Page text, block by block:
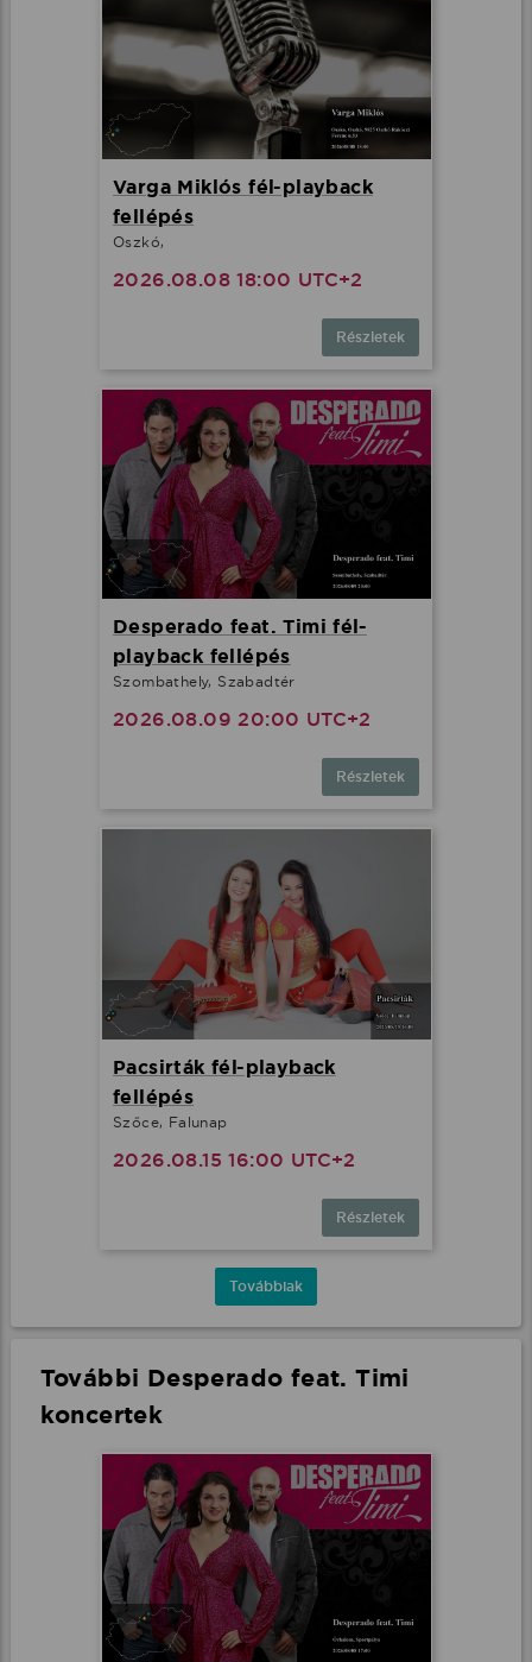
Varga Miklós fél-playback
fellépés
Oszkó,
2026.08.08 18:00 UTC+2
Részletek
Desperado feat. Timi fél-
playback fellépés
Szombathely, Szabadtér
2026.08.09 20:00 UTC+2
Részletek
Pacsirták fél-playback
fellépés
Szőce, Falunap
2026.08.15 16:00 UTC+2
Részletek
Továbbiak
További Desperado feat. Timi
koncertek